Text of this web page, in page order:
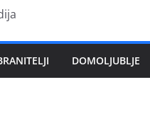
DOMOLJUBLJE